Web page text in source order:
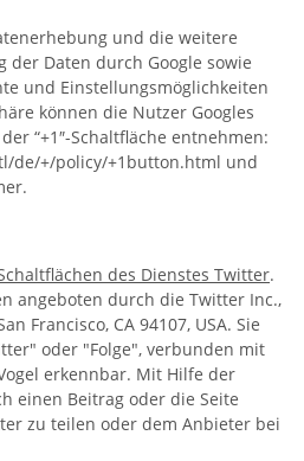
und die weitere
Daten durch Google sowie
und Einstellungsmöglichkeiten
können die Nutzer Googles
“+1″-Schaltfläche entnehmen:
de/+/policy/+1button.html und
des Dienstes Twitter.
angeboten durch die Twitter Inc.,
Francisco, CA 94107, USA. Sie
oder "Folge", verbunden mit
erkennbar. Mit Hilfe der
einen Beitrag oder die Seite
zu teilen oder dem Anbieter bei